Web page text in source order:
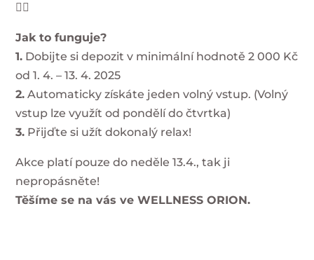
💆‍♂️
Jak to funguje?
1. Dobijte si depozit v minimální hodnotě 2 000 Kč
od 1. 4. – 13. 4. 2025
2. Automaticky získáte jeden volný vstup. (Volný
vstup lze využít od pondělí do čtvrtka)
3. Přijďte si užít dokonalý relax!
Akce platí pouze do neděle 13.4., tak ji
nepropásněte!
Těšíme se na vás ve WELLNESS ORION.